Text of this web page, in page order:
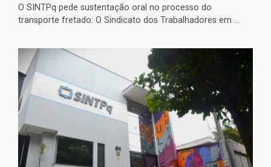
O SINTPq pede sustentação oral no processo do
transporte fretado: O Sindicato dos Trabalhadores em ...